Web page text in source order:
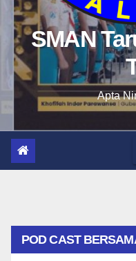
SMAN
Apta
POD CAST